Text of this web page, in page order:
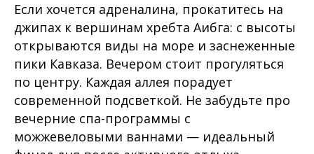
Если хочется адреналина, прокатитесь на
джипах к вершинам хребта Аибга: с высоты
открываются виды на море и заснеженные
пики Кавказа. Вечером стоит прогуляться
по центру. Каждая аллея порадует
современной подсветкой. Не забудьте про
вечерние спа-программы с
можжевеловыми ваннами — идеальный